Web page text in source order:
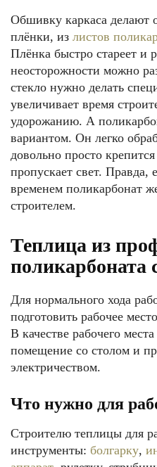
Обшивку каркаса делают
плёнки, из листов
Плёнка быстро стареет и
неосторожности можно
стекло нужно делать
увеличивает время
удорожанию. А
вариантом. Он легко
довольно просто
пропускает свет. Правда,
временем поликарбонат
строителем.
Теплица из
поликарбоната
Для нормального хода
подготовить рабочее
В качестве рабочего
помещение со столом и
электричеством.
Что нужно для
Строителю теплицы для
инструменты: болгарку,